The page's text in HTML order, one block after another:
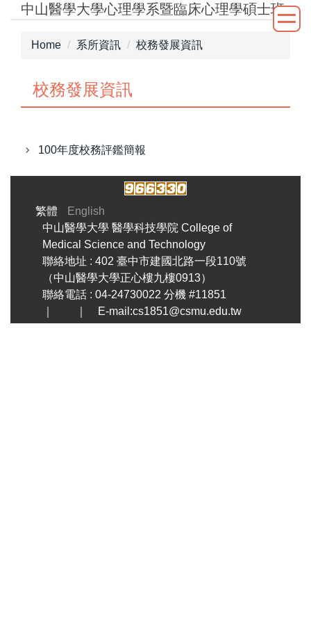
Jump中山醫學大學心理學系暨臨床心理學碩士班
Home 系所資訊 校務發展資訊
校務發展資訊
100年度校務評鑑簡報
繁體
English
中山醫學大學 醫學科技學院 College of
Medical Science and Technology
聯絡地址 : 402 臺中市建國北路一段110號
（中山醫學大學正心樓九樓0913）
聯絡電話 : 04-24730022 分機 #11851
｜ ｜ E-mail:cs1851@csmu.edu.tw